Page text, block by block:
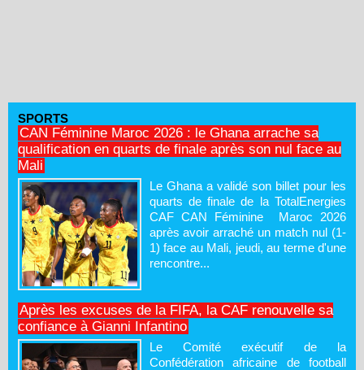
SPORTS
CAN Féminine Maroc 2026 : le Ghana arrache sa
qualification en quarts de finale après son nul face au
Mali
Le Ghana a validé son billet pour les
quarts de finale de la TotalEnergies
CAF CAN Féminine Maroc 2026
après avoir arraché un match nul (1-
1) face au Mali, jeudi, au terme d'une
rencontre...
Après les excuses de la FIFA, la CAF renouvelle sa
confiance à Gianni Infantino
Le Comité exécutif de la
Confédération africaine de football